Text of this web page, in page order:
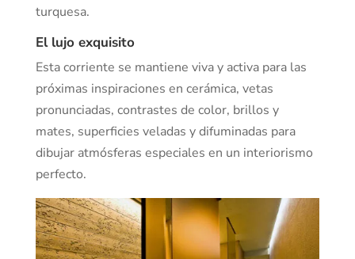
turquesa.
El lujo exquisito
Esta corriente se mantiene viva y activa para las
próximas inspiraciones en cerámica, vetas
pronunciadas, contrastes de color, brillos y
mates, superficies veladas y difuminadas para
dibujar atmósferas especiales en un interiorismo
perfecto.